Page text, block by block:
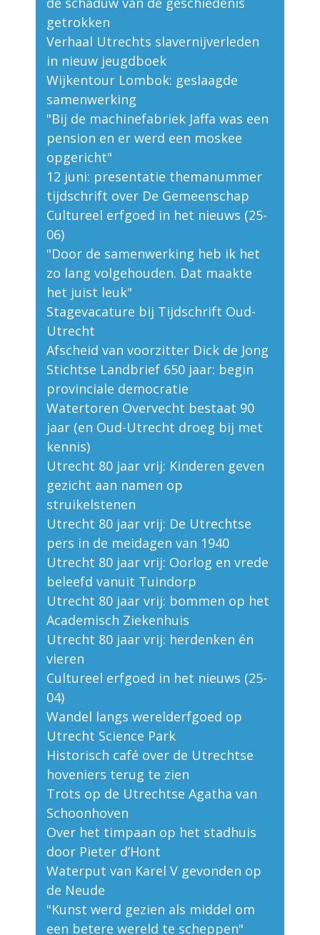
getrokken
Verhaal Utrechts slavernijverleden
in nieuw jeugdboek
Wijkentour Lombok: geslaagde
samenwerking
"Bij de machinefabriek Jaffa was een
pension en er werd een moskee
opgericht"
12 juni: presentatie themanummer
tijdschrift over De Gemeenschap
Cultureel erfgoed in het nieuws (25-
06)
"Door de samenwerking heb ik het
zo lang volgehouden. Dat maakte
het juist leuk"
Stagevacature bij Tijdschrift Oud-
Utrecht
Afscheid van voorzitter Dick de Jong
Stichtse Landbrief 650 jaar: begin
provinciale democratie
Watertoren Overvecht bestaat 90
jaar (en Oud-Utrecht droeg bij met
kennis)
Utrecht 80 jaar vrij: Kinderen geven
gezicht aan namen op
struikelstenen
Utrecht 80 jaar vrij: De Utrechtse
pers in de meidagen van 1940
Utrecht 80 jaar vrij: Oorlog en vrede
beleefd vanuit Tuindorp
Utrecht 80 jaar vrij: bommen op het
Academisch Ziekenhuis
Utrecht 80 jaar vrij: herdenken én
vieren
Cultureel erfgoed in het nieuws (25-
04)
Wandel langs werelderfgoed op
Utrecht Science Park
Historisch café over de Utrechtse
hoveniers terug te zien
Trots op de Utrechtse Agatha van
Schoonhoven
Over het timpaan op het stadhuis
door Pieter d’Hont
Waterput van Karel V gevonden op
de Neude
"Kunst werd gezien als middel om
een betere wereld te scheppen"